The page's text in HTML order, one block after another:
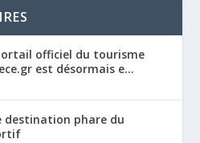
officiel du tourisme
est désormais e...
destination phare du